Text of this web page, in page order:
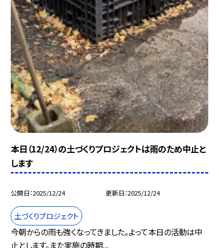
本日（12/24）の土づくりプロジェクトは雨のため中止と
します
公開日 2025/12/24 更新日 2025/12/24
土づくりプロジェクト
今朝からの雨も強くなってきました。よって本日の活動は中
止とします。また実施の時期...